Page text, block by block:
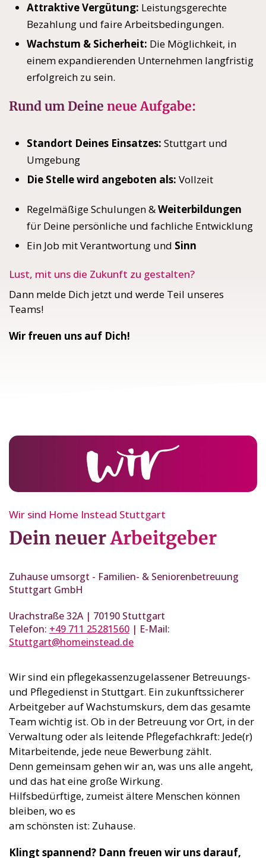
Attraktive Vergütung: Leistungsgerechte
Bezahlung und faire Arbeitsbedingungen.
Wachstum & Sicherheit: Die Möglichkeit, in
einem expandierenden Unternehmen langfristig
erfolgreich zu sein.
Rund um Deine neue Aufgabe:
Standort Deines Einsatzes: Stuttgart und
Umgebung
Die Stelle wird angeboten als: Vollzeit
Regelmäßige Schulungen &Weiterbildungen
für Deine persönliche und fachliche Entwicklung
Ein Job mit Verantwortung und Sinn
Lust, mit uns die Zukunft zu gestalten?
Dann melde Dich jetzt und werde Teil unseres
Teams!
Wir freuen uns auf Dich!
Wir sind Home Instead Stuttgart
Dein neuerArbeitgeber
Zuhause umsorgt - Familien- & Seniorenbetreuung
Stuttgart GmbH
Urachstraße 32A | 70190 Stuttgart
Telefon: +49 711 25281560 | E-Mail:
Stuttgart@homeinstead.de
Wir sind ein pflegekassenzugelassener Betreuungs-
und Pflegedienst in Stuttgart. Ein zukunftssicherer
Arbeitgeber auf Wachstumskurs, dem das gesamte
Team wichtig ist. Ob in der Betreuung vor Ort, in der
Verwaltung oder als leitende Pflegefachkraft: Jede(r)
Mitarbeitende, jede neue Bewerbung zählt.
Denn gemeinsam gehen wir an, was uns alle angeht,
und das hat eine große Wirkung.
Hilfsbedürftige, zumeist ältere Menschen können
bleiben, wo es
am schönsten ist: Zuhause.
Klingt spannend? Dann freuen wir uns darauf,